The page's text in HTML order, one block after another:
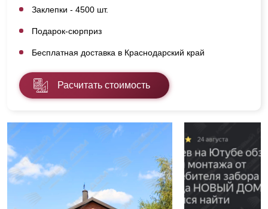
Заклепки - 4500 шт.
Подарок-сюрприз
Бесплатная доставка в Краснодарский край
Расчитать стоимость